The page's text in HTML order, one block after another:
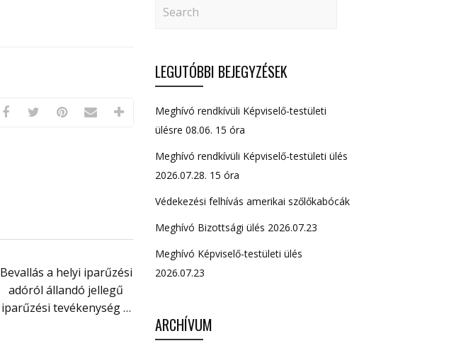
Bevallás a helyi iparűzési
adóról állandó jellegű
iparűzési tevékenység …
LEGUTÓBBI BEJEGYZÉSEK
Meghívó rendkívüli Képviselő-testületi
ülésre 08.06. 15 óra
Meghívó rendkívüli Képviselő-testületi ülés
2026.07.28. 15 óra
Védekezési felhívás amerikai szőlőkabócák
Meghívó Bizottsági ülés 2026.07.23
Meghívó Képviselő-testületi ülés
2026.07.23
ARCHÍVUM